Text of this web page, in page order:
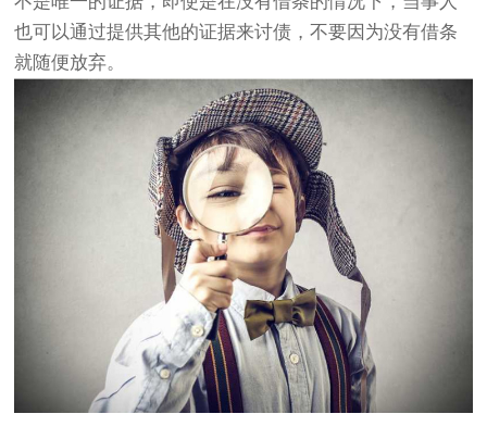
也可以通过提供其他的证据来讨债，不要因为没有借条
就随便放弃。